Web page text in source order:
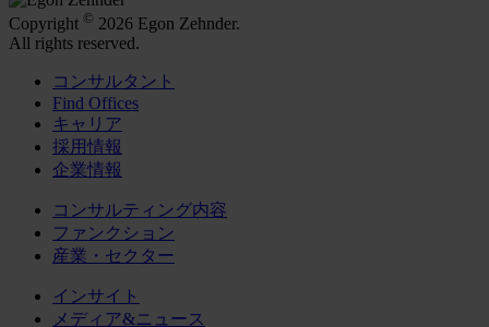
Copyright © 2026 Egon Zehnder.
All rights reserved.
コンサルタント
Find Offices
キャリア
採用情報
企業情報
コンサルティング内容
ファンクション
産業・セクター
インサイト
メディア&ニュース